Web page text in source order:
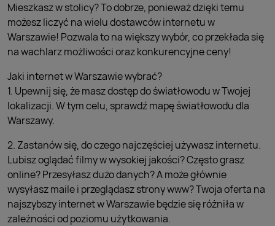
Mieszkasz w stolicy? To dobrze, ponieważ dzięki temu
możesz liczyć na wielu dostawców internetu w
Warszawie! Pozwala to na większy wybór, co przekłada się
na wachlarz możliwości oraz konkurencyjne ceny!
Jaki internet w Warszawie wybrać?
1. Upewnij się, że masz dostęp do światłowodu w Twojej
lokalizacji. W tym celu, sprawdź mapę światłowodu dla
Warszawy.
2. Zastanów się, do czego najczęściej używasz internetu.
Lubisz oglądać filmy w wysokiej jakości? Często grasz
online? Przesyłasz dużo danych? A może głównie
wysyłasz maile i przeglądasz strony www? Twoja oferta na
najszybszy internet w Warszawie będzie się różniła w
zależności od poziomu użytkowania.